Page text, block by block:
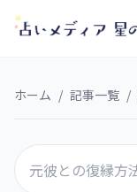
ホーム / 記事一覧 /